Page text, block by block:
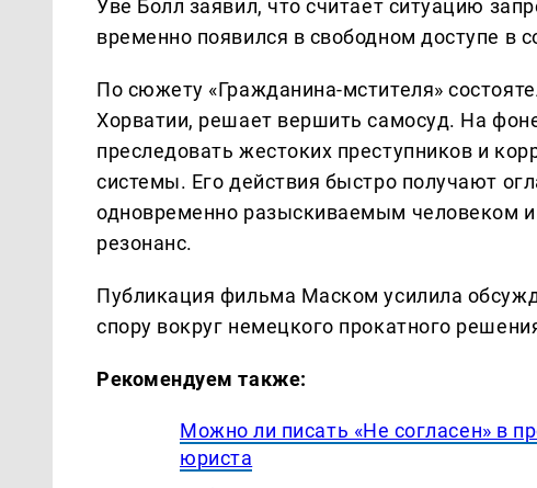
Уве Болл заявил, что считает ситуацию
временно появился в свободном доступе в
По сюжету «Гражданина-мстителя»
Хорватии, решает вершить самосуд. На
преследовать жестоких преступников и
системы. Его действия быстро получают
одновременно разыскиваемым человеком
резонанс.
Публикация фильма Маском усилила
спору вокруг немецкого прокатного
Рекомендуем также:
Можно ли писать «Не согласен» в
юриста